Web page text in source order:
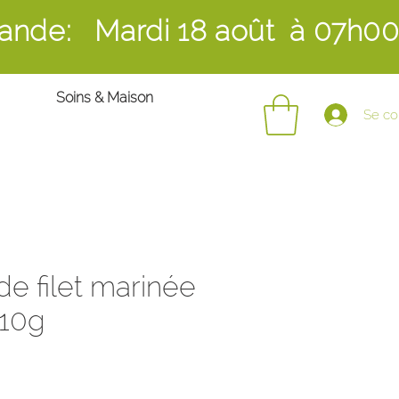
Mardi 18 août à 07h00
Soins & Maison
Se
filet marinée